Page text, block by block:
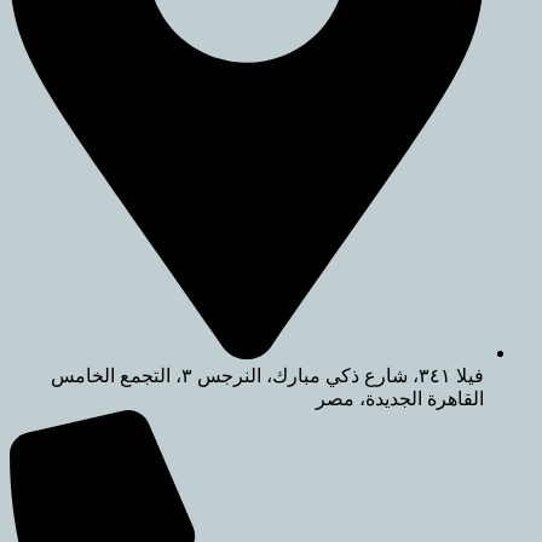
فيلا ٣٤١، شارع ذكي مبارك، النرجس ٣، التجمع الخامس
الجديدة، مصر